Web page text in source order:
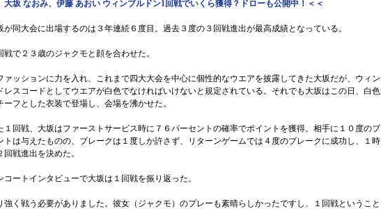
大坂 なおみ、伊藤 あおい ウィンブルドン1回戦でいくら獲得？ドローも公開中！＜＜
が同大会に出場するのは３年連続６度目。過去３度の３回戦進出が最高成績となっている。
戦で２３歳のジャクモと顔を合わせた。
ァッションに力を入れ、これまで四大大会を中心に個性的なウエアを披露してきた大坂だが、ウィン
レスコードとしてウエアが白色でなければいけないと規定されている。それでも大坂はこの日、白色
ーフとした衣装で登場し、会場を沸かせた。
１回戦、大坂はファーストサービス時に７６パーセントの確率でポイントを獲得。相手に１０度のブ
トは与えたものの、ブレークは１度しか許さず、リターンゲームでは４度のブレークに成功し、１時
回戦進出を決めた。
コートインタビューで大坂は１回戦を振り返った。
強く戦う必要がありました。彼女（ジャクモ）のプレーも素晴らしかったですし、１回戦ということ